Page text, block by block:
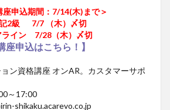
座申込期間：7/14(木)まで＞
2級 7/7 （木）〆切
ライン 7/28（木）〆切
座申込はこちら！】
ン資格講座 オンAR。カスタマーサポ
～17:00
shikaku.acarevo.co.jp